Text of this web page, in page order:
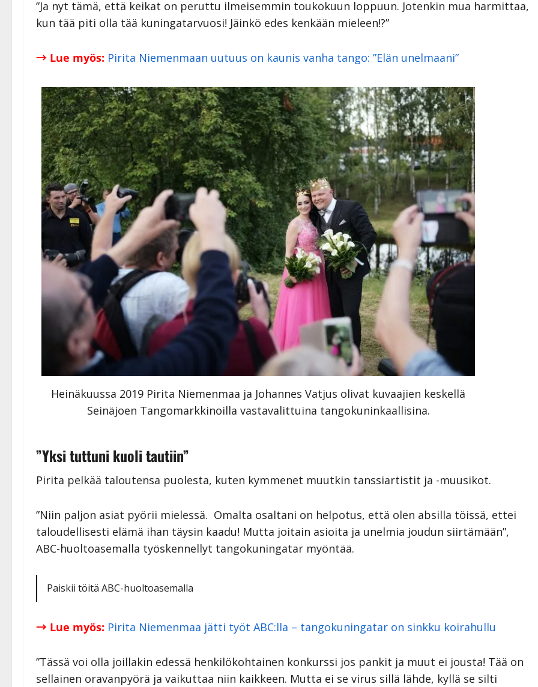
”Ja nyt tämä, että keikat on peruttu ilmeisemmin toukokuun loppuun. Jotenkin mua harmittaa,
kun tää piti olla tää kuningatarvuosi! Jäinkö edes kenkään mieleen!?”
→ Lue myös: Pirita Niemenmaan uutuus on kaunis vanha tango: ”Elän unelmaani”
Heinäkuussa 2019 Pirita Niemenmaa ja Johannes Vatjus olivat kuvaajien keskellä
Seinäjoen Tangomarkkinoilla vastavalittuina tangokuninkaallisina.
”Yksi tuttuni kuoli tautiin”
Pirita pelkää taloutensa puolesta, kuten kymmenet muutkin tanssiartistit ja -muusikot.
”Niin paljon asiat pyörii mielessä. Omalta osaltani on helpotus, että olen absilla töissä, ettei
taloudellisesti elämä ihan täysin kaadu! Mutta joitain asioita ja unelmia joudun siirtämään”,
ABC-huoltoasemalla työskennellyt tangokuningatar myöntää.
Paiskii töitä ABC-huoltoasemalla
→ Lue myös: Pirita Niemenmaa jätti työt ABC:lla – tangokuningatar on sinkku koirahullu
”Tässä voi olla joillakin edessä henkilökohtainen konkurssi jos pankit ja muut ei jousta! Tää on
sellainen oravanpyörä ja vaikuttaa niin kaikkeen. Mutta ei se virus sillä lähde, kyllä se silti